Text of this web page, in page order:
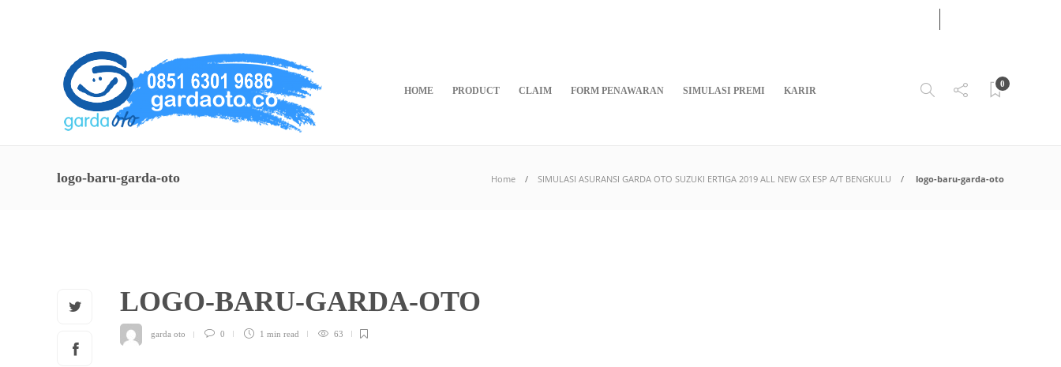
HOME PRODUCT CLAIM FORM PENAWARAN SIMULASI PREMI KARIR
0
logo-baru-garda-oto Home SIMULASI ASURANSI GARDA OTO SUZUKI ERTIGA 2019 ALL NEW GX ESP A/T BENGKULU logo-baru-garda-oto
LOGO-BARU-GARDA-OTO
garda oto 0 1 min read 63